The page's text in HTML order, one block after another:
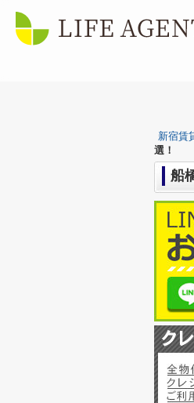
新宿賃
選！
船